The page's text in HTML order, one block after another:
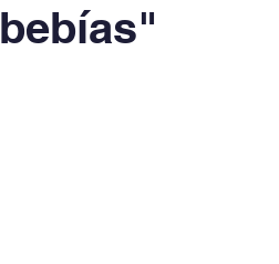
bebías"